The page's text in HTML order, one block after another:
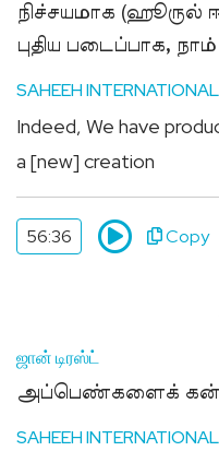
நிச்சயமாக
புதிய படைப்பாக,
SAHEEH INTERNATIONAL
Indeed, We have
a [new] creation
56:36 Copy
ஜான் டிரஸ்ட்
அப்பெண்களைக்
SAHEEH INTERNATIONAL